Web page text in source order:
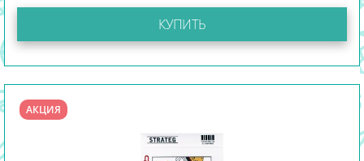
КУПИТЬ
АКЦИЯ